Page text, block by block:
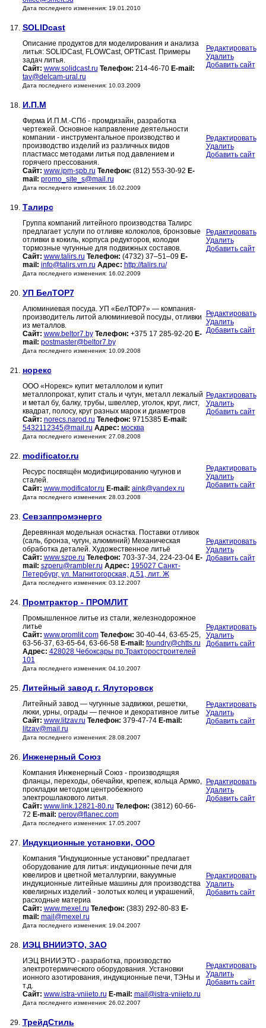
Дата последнего изменения: 19.01.2010
17. SOLIDcast
Описание продуктов для моделирования и анализа
литья: SOLIDCast, FLOWCast, OPTICast. Примеры
задач литья.
Сайт: www.solidcast.ru Телефон: 214-46-70 E-mail:
tav@delcam-ural.ru
Дата последнего изменения: 10.03.2009
Редактировать
Удалить
Добавить сайт
18. И.П.М
Фирма И.П.М.-СПб - промдизайн, разработка
чертежей. Основное направление деятельности
компании - инструментальное производство и
производство изделий из различных видов
пластмасс методами литья под давлением и
горячего прессования.
Сайт: www.ipm-spb.ru Телефон: (812) 553-30-92 E-
mail: promo_site_s@mail.ru
Дата последнего изменения: 16.02.2009
Редактировать
Удалить
Добавить сайт
19. Талирс
Группа компаний литейного производства Талирс
предлагает услуги по отливке колоколов, бронзовые
отливки в кокиль, корпуса редукторов, колодки
тормозные чугунные для подвижных составов.
Сайт: www.talirs.ru Телефон: (4732) 37–51–09 E-
mail: info@talirs.vrn.ru Адрес: http://talirs.ru/
Дата последнего изменения: 16.02.2009
Редактировать
Удалить
Добавить сайт
20. УП БелТОР7
Алюминиевая посуда. УП «БелТОР7» — компания-
производитель литой алюминиевой посуды, отливки
из металлов.
Сайт: www.beltor7.by Телефон: +375 17 285-92-20 E-
mail: postmaster@beltor7.by
Дата последнего изменения: 10.09.2008
Редактировать
Удалить
Добавить сайт
21. норекс
ООО «Норекс» купит металлолом и купит
металлопрокат, купит сталь и чугун, металл лежалый
и метал бу, балку, трубы, швеллер, уголок, круг, лист,
квадрат, полосу, круг разных марок и диаметров
Сайт: norecs.narod.ru Телефон: 9715385 E-mail:
5432112345@mail.ru Адрес: москва
Дата последнего изменения: 27.08.2008
Редактировать
Удалить
Добавить сайт
22. modificator.ru
Ресурс посвящён модифицированию чугунов и
сталей.
Сайт: www.modificator.ru E-mail: aink@yandex.ru
Дата последнего изменения: 28.03.2008
Редактировать
Удалить
Добавить сайт
23. Севзаппромэнерго
Деревянная модельная оснастка. Поставки отливок
(саль, бронза, чугун, алюминий) Механическая
обработка деталей. Художественное литьё
Сайт: www.szpe.ru Телефон: 703-37-34, 224-23-04 E-
mail: szperu@rambler.ru Адрес: 195027 Санкт-
Петербург, ул. Магнитогорская, д.51, лит. Ж
Дата последнего изменения: 03.12.2007
Редактировать
Удалить
Добавить сайт
24. Промтрактор - ПРОМЛИТ
Промышленное литье из стали, железнодорожное
литье
Сайт: www.promlit.com Телефон: 30-40-44, 63-65-25,
63-56-37, 63-65-64, 63-66-58 E-mail: foundry@chtts.ru
Адрес: 428028 Чебоксары пр.Тракторостроителей
101
Дата последнего изменения: 04.10.2007
Редактировать
Удалить
Добавить сайт
25. Литейный завод г. Ялуторовск
Литейный завод — чугунные задвижки, решетки,
люки, урны, ограды — печное и декоративное литье
Сайт: www.litzav.ru Телефон: 379-47-74 E-mail:
litzav@mail.ru
Дата последнего изменения: 28.08.2007
Редактировать
Удалить
Добавить сайт
26. Инженерный Союз
Компания Инженерный Союз - производящяя
фланцы, переходы, обечайки, крепеж, кольца Армко,
прокладки методом центробежного
электрошлакового литья.
Сайт: www.link.12821-80.ru Телефон: (3812) 60-66-
72 E-mail: perov@flanec.com
Дата последнего изменения: 17.05.2007
Редактировать
Удалить
Добавить сайт
27. Индукционные установки, ООО
Компания "Индукционные установки" предлагает
оборудование для литья: индукционные печи для
ювелиров и цветной металлургии, вакуумные
индукционные литейные машины для производства
ювелирных изделий - золотых колец и украшений,
расходные материа
Сайт: www.mexel.ru Телефон: (383) 292-80-83 E-
mail: mail@mexel.ru
Дата последнего изменения: 19.04.2007
Редактировать
Удалить
Добавить сайт
28. ИЭЦ ВНИИЭТО, ЗАО
ИЭЦ ВНИИЭТО - разработка, производство
электротермического оборудования. Установки
ионного азотирования, индукционные печи, ТЭНы и
т.д.
Сайт: www.istra-vniieto.ru E-mail: mail@istra-vniieto.ru
Дата последнего изменения: 26.02.2007
Редактировать
Удалить
Добавить сайт
29. ТрейдСтиль